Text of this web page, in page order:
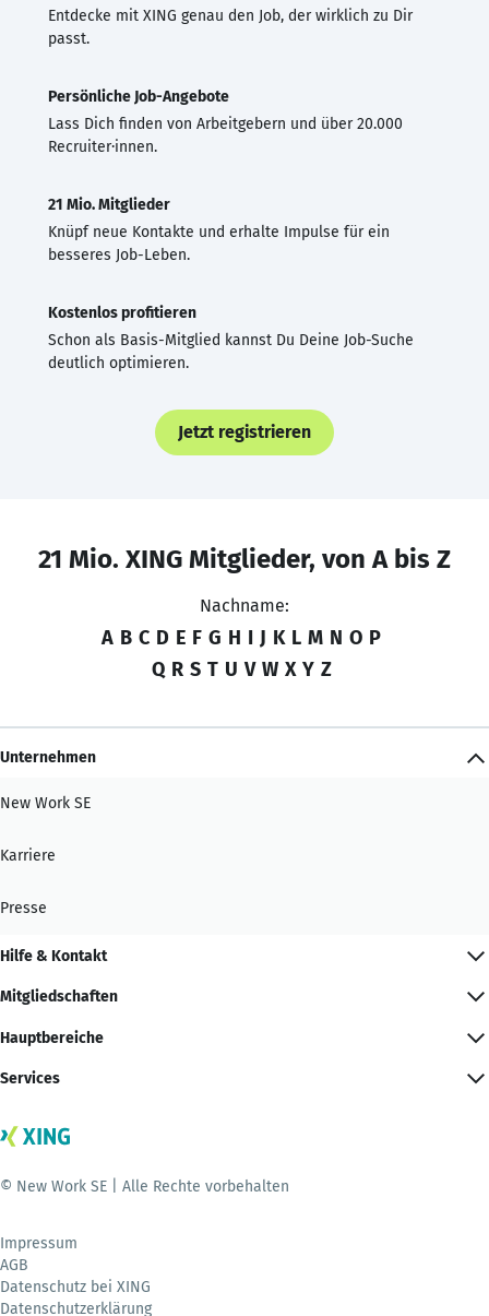
Entdecke mit XING genau den Job, der wirklich zu Dir
passt.
Persönliche Job-Angebote
Lass Dich finden von Arbeitgebern und über 20.000
Recruiter·innen.
21 Mio. Mitglieder
Knüpf neue Kontakte und erhalte Impulse für ein
besseres Job-Leben.
Kostenlos profitieren
Schon als Basis-Mitglied kannst Du Deine Job-Suche
deutlich optimieren.
Jetzt registrieren
21 Mio. XING Mitglieder, von A bis Z
Nachname:
A B C D E F G H I J K L M N O P
Q R S T U V W X Y Z
Unternehmen
New Work SE
Karriere
Presse
Hilfe & Kontakt
Mitgliedschaften
Hauptbereiche
Services
© New Work SE | Alle Rechte vorbehalten
Impressum
AGB
Datenschutz bei XING
Datenschutzerklärung